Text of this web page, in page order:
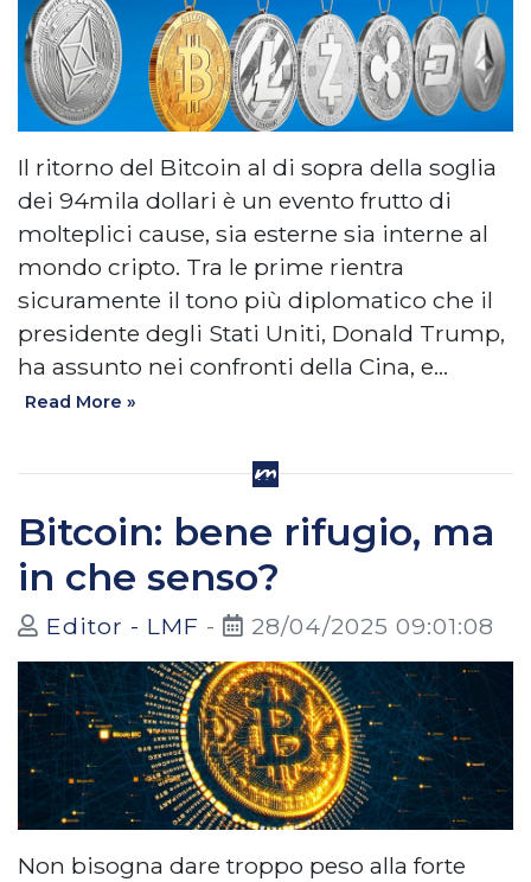
Il ritorno del Bitcoin al di sopra della soglia
dei 94mila dollari è un evento frutto di
molteplici cause, sia esterne sia interne al
mondo cripto. Tra le prime rientra
sicuramente il tono più diplomatico che il
presidente degli Stati Uniti, Donald Trump,
ha assunto nei confronti della Cina, e…
Read More »
Bitcoin: bene rifugio, ma
in che senso?
Editor - LMF - 28/04/2025 09:01:08
Non bisogna dare troppo peso alla forte